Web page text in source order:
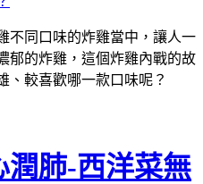
不同口味的炸雞當中，讓人一
郁的炸雞，這個炸雞內戰的故
、較喜歡哪一款口味呢？
潤肺-西洋菜無